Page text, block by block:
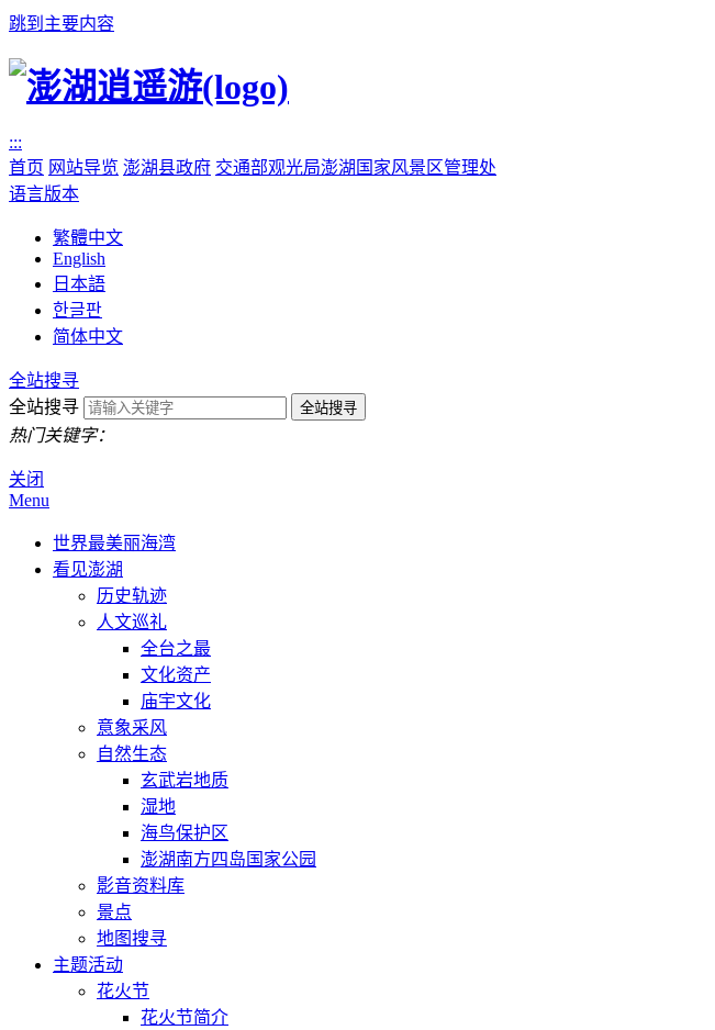
跳到主要内容
:::
首页 网站导览 澎湖县政府 交通部观光局澎湖国家风景区管理处
语言版本
繁體中文
English
日本語
한글판
简体中文
全站搜寻
全站搜寻
热门关键字：
关闭
Menu
世界最美丽海湾
看见澎湖
历史轨迹
人文巡礼
全台之最
文化资产
庙宇文化
意象采风
自然生态
玄武岩地质
湿地
海鸟保护区
澎湖南方四岛国家公园
影音资料库
景点
地图搜寻
主题活动
花火节
花火节简介